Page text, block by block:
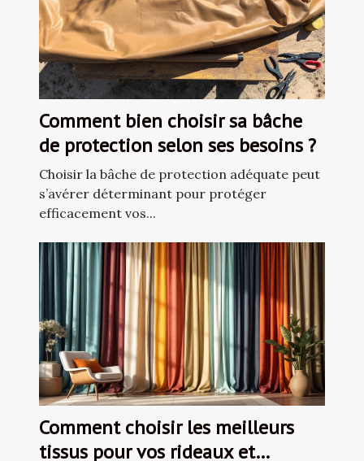
Comment bien choisir sa bâche
de protection selon ses besoins ?
Choisir la bâche de protection adéquate peut
s’avérer déterminant pour protéger
efficacement vos...
Comment choisir les meilleurs
tissus pour vos rideaux et